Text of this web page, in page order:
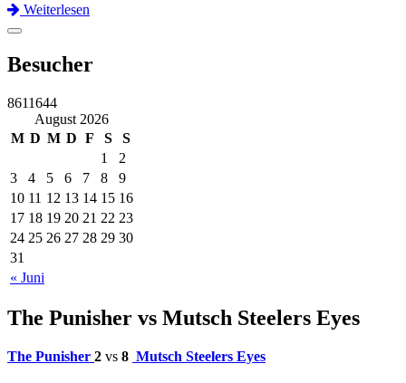
Weiterlesen
Previous
Next
Toggle
Besucher
8611644
August 2026
M D M D F S S
« Juni
1
2
3
4 5 6 7 8
9
10 11 12 13 14 15 16
17 18 19 20 21 22 23
24 25 26 27 28 29 30
31
The Punisher vs Mutsch Steelers Eyes
The Punisher 2 vs 8 Mutsch Steelers Eyes